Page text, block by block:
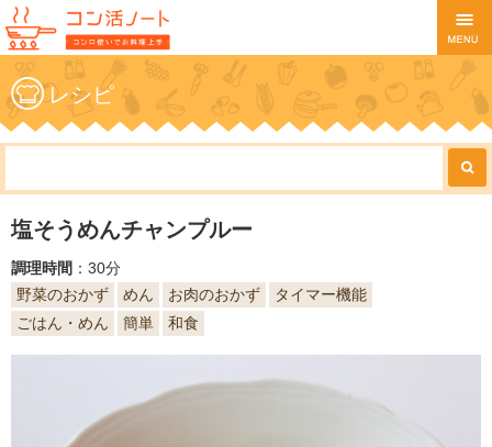
レシピ
塩そうめんチャンプルー
調理時間 ：30分
野菜のおかず
めん お肉のおかず
タイマー機能
ごはん・めん
簡単 和食